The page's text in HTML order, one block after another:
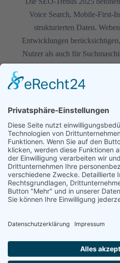
Voice Search, Mobile-First-
strukturierten Daten.
Entwicklungen
Nutzer als auch für
Unternehmen
Über
uns
Kontakt
News